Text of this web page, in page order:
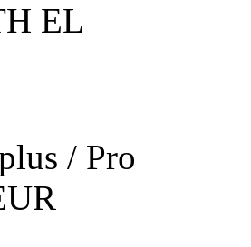
EL
/ Pro